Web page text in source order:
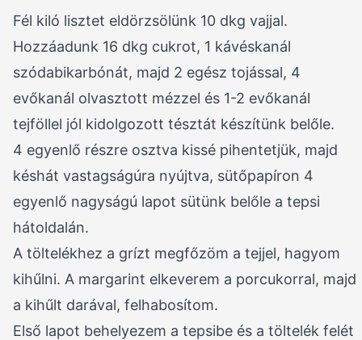
Fél kiló lisztet eldörzsölünk 10 dkg vajjal.
Hozzáadunk 16 dkg cukrot, 1 kávéskanál
szódabikarbónát, majd 2 egész tojással, 4
evőkanál olvasztott mézzel és 1-2 evőkanál
tejföllel jól kidolgozott tésztát készítünk belőle.
4 egyenlő részre osztva kissé pihentetjük, majd
késhát vastagságúra nyújtva, sütőpapíron 4
egyenlő nagyságú lapot sütünk belőle a tepsi
hátoldalán.
A töltelékhez a grízt megfőzöm a tejjel, hagyom
kihűlni. A margarint elkeverem a porcukorral, majd
a kihűlt darával, felhabosítom.
Első lapot behelyezem a tepsibe és a töltelék felét